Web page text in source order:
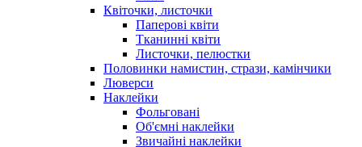
Квіточки, листочки
Паперові квіти
Тканинні квіти
Листочки, пелюстки
Половинки намистин, стрази, камінчики
Люверси
Наклейки
Фольговані
Об'ємні наклейки
Звичайні наклейки